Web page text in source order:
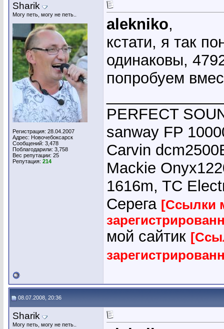
Sharik
Могу петь, могу не петь..
Регистрация: 28.04.2007
Адрес: Новочебоксарск
Сообщений: 3,478
Поблагодарили: 3,758
Вес репутации: 25
Репутация: 214
alekniko,
кстати, я так
одинаковы,
попробуем
PERFECT
sanway FP
Carvin
Mackie
1616m, TC
Серега [Ссылки
мой сайтик
08.07.2008, 20:36
Sharik
Могу петь, могу не петь..